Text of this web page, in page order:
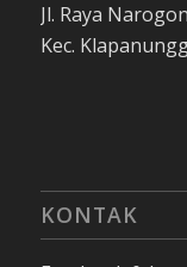
Jl. Raya
Kec.
KONTAK